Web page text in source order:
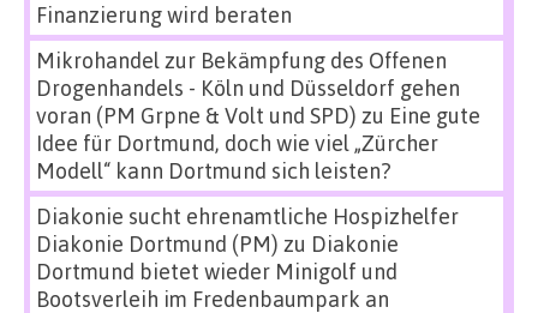
Finanzierung wird beraten
Mikrohandel zur Bekämpfung des Offenen
Drogenhandels - Köln und Düsseldorf gehen
voran (PM Grpne & Volt und SPD) zu Eine gute
Idee für Dortmund, doch wie viel „Zürcher
Modell“ kann Dortmund sich leisten?
Diakonie sucht ehrenamtliche Hospizhelfer
Diakonie Dortmund (PM) zu Diakonie
Dortmund bietet wieder Minigolf und
Bootsverleih im Fredenbaumpark an